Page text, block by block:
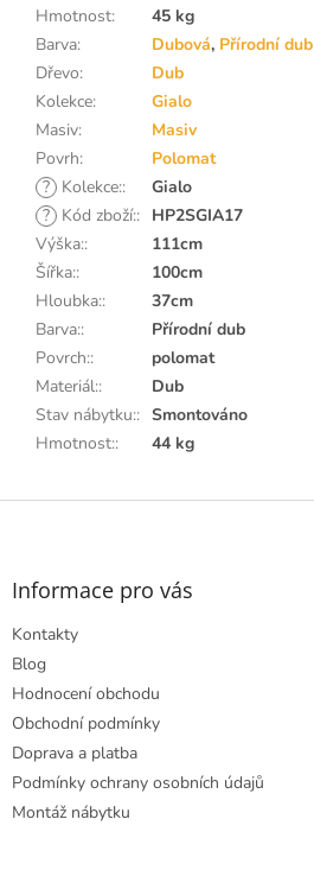
Hmotnost:
45 kg
Barva: Dubová, Přírodní dub
Dřevo:
Dub
Kolekce:
Gialo
Masiv:
Masiv
Povrh:
Polomat
? Kolekce::
Gialo
? Kód zboží:: HP2SGIA17
Výška::
111cm
Šířka::
100cm
Hloubka::
37cm
Barva::
Přírodní dub
Povrch::
polomat
Materiál::
Dub
Stav nábytku:: Smontováno
Hmotnost:: 44 kg
Z
Informace pro vás
Kontakty
Blog
Hodnocení obchodu
Obchodní podmínky
Doprava a platba
Podmínky ochrany osobních údajů
Montáž nábytku